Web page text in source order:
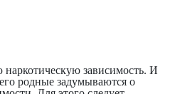
наркотическую зависимость. И
родные задумываются о